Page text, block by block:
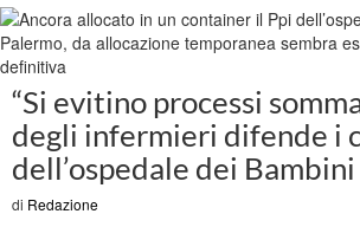
“Si evitino processi
degli infermieri difende i
dell’ospedale dei Bambini
di Redazione